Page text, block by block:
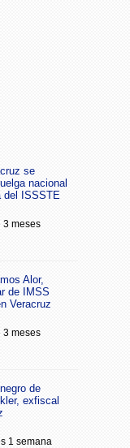
se
nacional
del ISSSTE
3 meses
Alor,
de IMSS
Veracruz
3 meses
de
exfiscal
1 semana